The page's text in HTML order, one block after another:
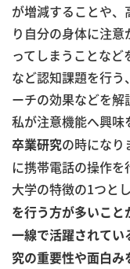
が増減することや
り自分の身体に注
ってしまうことな
など認知課題を行
ーチの効果などを解
私が注意機能へ興味
卒業研究の時になり
に携帯電話の操作
大学の特徴の1つとし
を行う方が多いこと
一線で活躍されてい
究の重要性や面白み